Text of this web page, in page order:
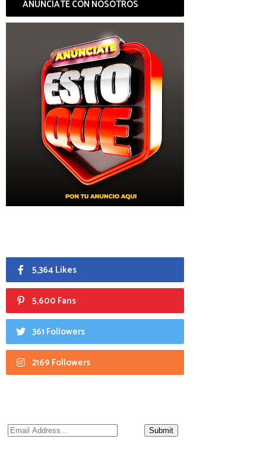
ANÚNCIATE CON NOSOTROS
5,364 Likes
5,600 Fans
361 Followers
2169 Followers